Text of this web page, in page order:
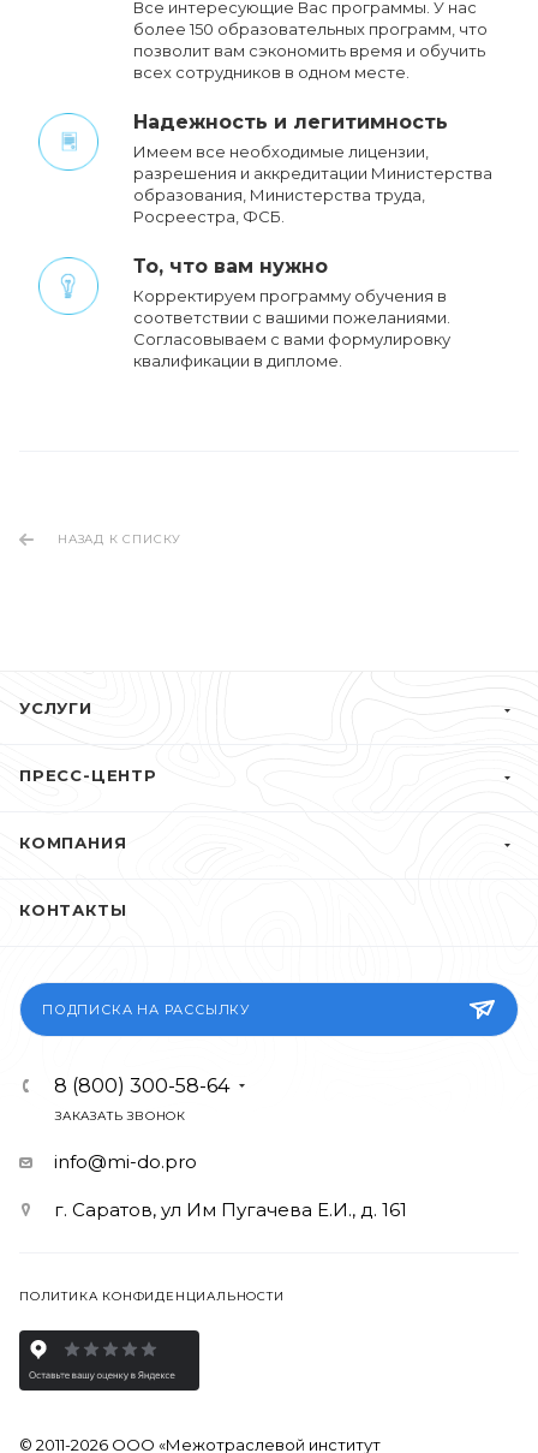
Все интересующие Вас программы. У нас
более 150 образовательных программ, что
позволит вам сэкономить время и обучить
всех сотрудников в одном месте.
Надежность и легитимность
Имеем все необходимые лицензии,
разрешения и аккредитации Министерства
образования, Министерства труда,
Росреестра, ФСБ.
То, что вам нужно
Корректируем программу обучения в
соответствии с вашими пожеланиями.
Cогласовываем с вами формулировку
квалификации в дипломе.
НАЗАД К СПИСКУ
УСЛУГИ
ПРЕСС-ЦЕНТР
КОМПАНИЯ
КОНТАКТЫ
ПОДПИСКА НА РАССЫЛКУ
8 (800) 300-58-64
ЗАКАЗАТЬ ЗВОНОК
info@mi-do.pro
г. Саратов, ул Им Пугачева Е.И., д. 161
ПОЛИТИКА КОНФИДЕНЦИАЛЬНОСТИ
© 2011-2026 ООО «Межотраслевой институт